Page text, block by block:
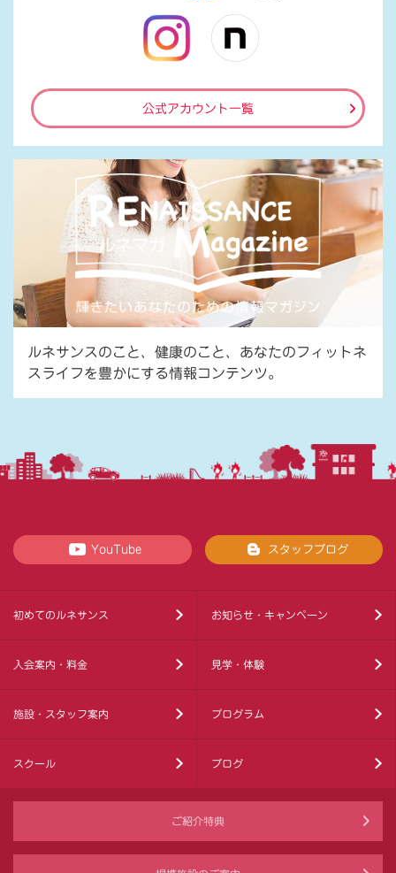
公式アカウント一覧
ルネサンスのこと、健康のこと、あなたのフィットネ
スライフを豊かにする情報コンテンツ。
YouTube スタッフブログ
初めてのルネサンス お知らせ・キャンペーン
入会案内・料金 見学・体験
施設・スタッフ案内 プログラム
スクール ブログ
ご紹介特典